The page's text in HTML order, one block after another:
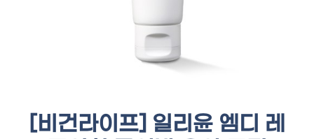
[비건라이프] 일리윤 엠디 레